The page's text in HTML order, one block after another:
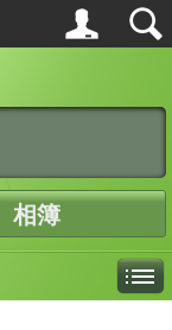
相簿